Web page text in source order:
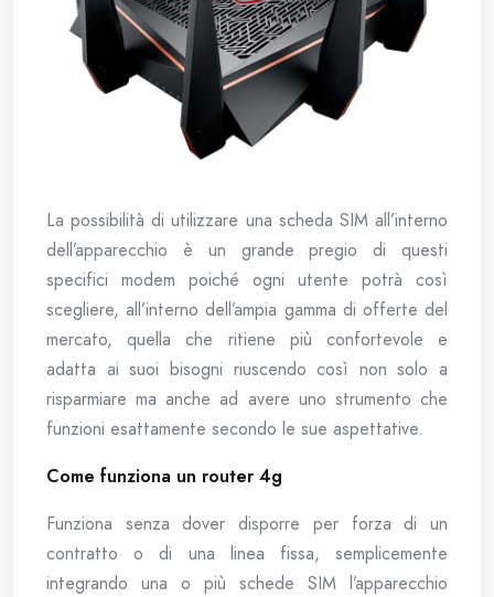
La possibilità di utilizzare una scheda SIM all’interno
dell’apparecchio è un grande pregio di questi
specifici modem poiché ogni utente potrà così
scegliere, all’interno dell’ampia gamma di offerte del
mercato, quella che ritiene più confortevole e
adatta ai suoi bisogni riuscendo così non solo a
risparmiare ma anche ad avere uno strumento che
funzioni esattamente secondo le sue aspettative.
Come funziona un router 4g
Funziona senza dover disporre per forza di un
contratto o di una linea fissa, semplicemente
integrando una o più schede SIM l’apparecchio